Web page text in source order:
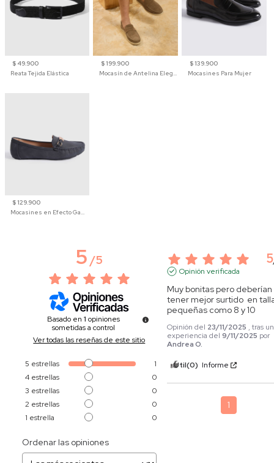
$ 49.900
Reata Tejida Elástica
$ 199.900
Mocasín de Antelina Elegante con Suela de Contraste Para Hombre
$ 139.900
Mocasines Para Mujer
$ 129.900
Mocasines en Efecto Gamuzado Para Mujer
5/5
Basado en1 opiniones
sometidas a control
Ver todas las reseñas de este sitio
5 estrellas
1
4 estrellas
0
3 estrellas
0
2 estrellas
0
1 estrella 0
Ordenar las opiniones
5
Opinión verificada
Muy bonitas pero deberían
tener mejor surtido  en
pequeñas como 8 y 10
Opinión del 23/11/2025 , tras
experiencia del9/11/2025 por
Andrea O.
Útil(0) Informe
1